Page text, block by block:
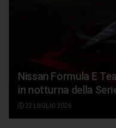
Nissan Formula E
in notturna della
22 LUGLIO 2026